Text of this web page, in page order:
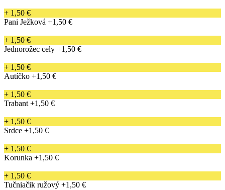
+ 1,50 €
Pani Ježková +1,50 €
+ 1,50 €
Jednorožec cely +1,50 €
+ 1,50 €
Autíčko +1,50 €
+ 1,50 €
Trabant +1,50 €
+ 1,50 €
Srdce +1,50 €
+ 1,50 €
Korunka +1,50 €
+ 1,50 €
Tučniačik ružový +1,50 €